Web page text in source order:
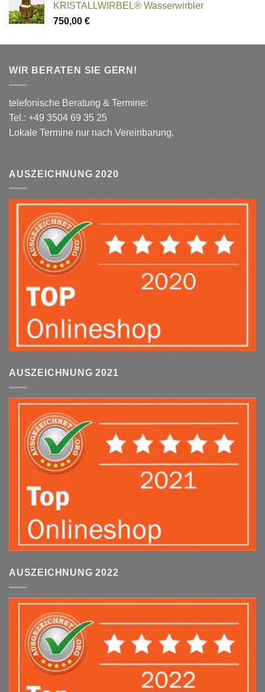
KRISTALLWIRBEL® Wasserwirbler
750,00 €
WIR BERATEN SIE GERN!
telefonische Beratung & Termine:
Tel.: +49 3504 69 35 25
Lokale Termine nur nach Vereinbarung.
AUSZEICHNUNG 2020
AUSZEICHNUNG 2021
AUSZEICHNUNG 2022